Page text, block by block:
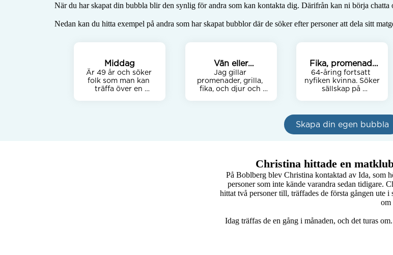
När du har skapat din bubbla blir den synlig för andra som kan kontakta dig. Därifrån kan ni börja chatta
Nedan kan du hitta exempel på andra som har skapat bubblor där de söker efter personer att dela sitt
Middag
Är 49 år och söker
folk som man kan
träffa över en
Vän eller
kompis,fika.
Jag gillar
promenader, grilla,
fika, och djur och
Fika, promenad,
god mat och
dryck
64-åring fortsatt
nyfiken kvinna. Söker
sällskap på
restaurangen . Ser
fram mot givande
möten med kloka
Skapa din egen bubbla
Christina hittade en
På Boblberg blev Christina kontaktad av Ida, som
personer som inte kände varandra sedan tidigare.
hittat två personer till, träffades de första gången ute
om
Idag träffas de en gång i månaden, och det turas